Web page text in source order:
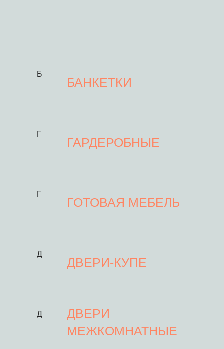
Б
БАНКЕТКИ
Г
ГАРДЕРОБНЫЕ
Г
ГОТОВАЯ МЕБЕЛЬ
Д
ДВЕРИ-КУПЕ
Д
ДВЕРИ
МЕЖКОМНАТНЫЕ